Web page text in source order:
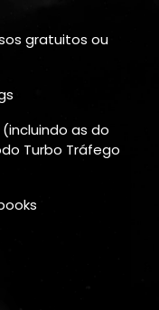
gratuitos ou
as do
Turbo Tráfego